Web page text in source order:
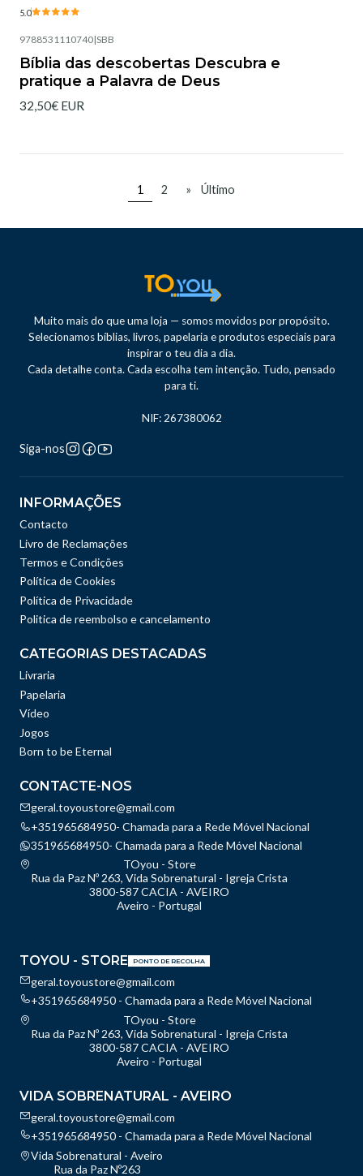
5.0
9788531110740|SBB
Bíblia das descobertas Descubra e
pratique a Palavra de Deus
32,50€ EUR
1 2 » Último
Muito mais do que uma loja — somos movidos por propósito.
Selecionamos bíblias, livros, papelaria e produtos especiais para
inspirar o teu dia a dia.
Cada detalhe conta. Cada escolha tem intenção. Tudo, pensado
para ti.
NIF: 267380062
Siga-nos
INFORMAÇÕES
Contacto
Livro de Reclamações
Termos e Condições
Política de Cookies
Política de Privacidade
Politica de reembolso e cancelamento
CATEGORIAS DESTACADAS
Livraria
Papelaria
Vídeo
Jogos
Born to be Eternal
CONTACTE-NOS
geral.toyoustore@gmail.com
+351965684950- Chamada para a Rede Móvel Nacional
351965684950- Chamada para a Rede Móvel Nacional
TOyou - Store
Rua da Paz Nº 263, Vida Sobrenatural - Igreja Crista
3800-587 CACIA - AVEIRO
Aveiro - Portugal
TOYOU - STORE PONTO DE RECOLHA
geral.toyoustore@gmail.com
+351965684950 - Chamada para a Rede Móvel Nacional
TOyou - Store
Rua da Paz Nº 263, Vida Sobrenatural - Igreja Crista
3800-587 CACIA - AVEIRO
Aveiro - Portugal
VIDA SOBRENATURAL - AVEIRO
geral.toyoustore@gmail.com
+351965684950 - Chamada para a Rede Móvel Nacional
Vida Sobrenatural - Aveiro
Rua da Paz Nº263